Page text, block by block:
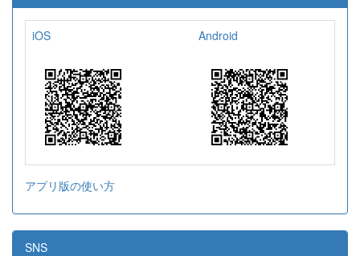
iOS Android
アプリ版の使い方
SNS